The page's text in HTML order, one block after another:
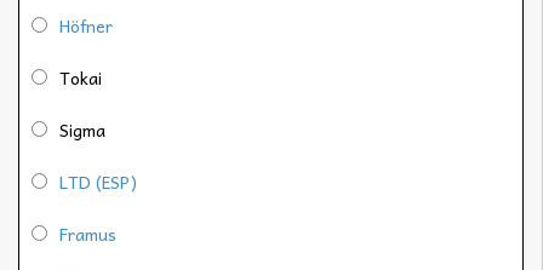
Höfner
Tokai
Sigma
LTD (ESP)
Framus